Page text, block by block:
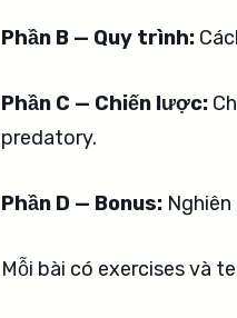
Phần B — Quy trình:
Phần C — Chiến lược:
predatory.
Phần D — Bonus:
Mỗi bài có exercises và